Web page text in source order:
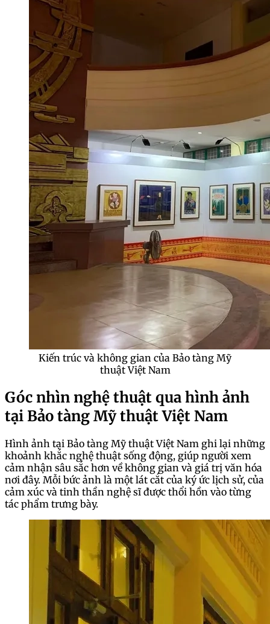
Kiến trúc và không gian của Bảo tàng Mỹ
thuật Việt Nam
Góc nhìn nghệ thuật qua hình ảnh
tại Bảo tàng Mỹ thuật Việt Nam
Hình ảnh tại Bảo tàng Mỹ thuật Việt Nam ghi lại những
khoảnh khắc nghệ thuật sống động, giúp người xem
cảm nhận sâu sắc hơn về không gian và giá trị văn hóa
nơi đây. Mỗi bức ảnh là một lát cắt của ký ức lịch sử, của
cảm xúc và tinh thần nghệ sĩ được thổi hồn vào từng
tác phẩm trưng bày.